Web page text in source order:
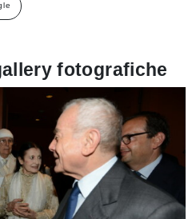
fotografiche